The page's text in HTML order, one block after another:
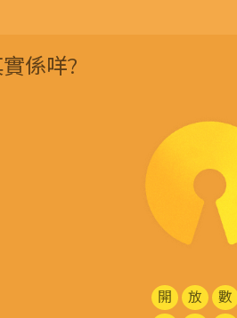
係咩?
開 放 數